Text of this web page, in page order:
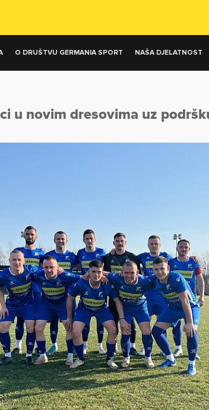
O DRUŠTVU GERMANIA SPORT NAŠA DJELATNOST
u novim dresovima uz